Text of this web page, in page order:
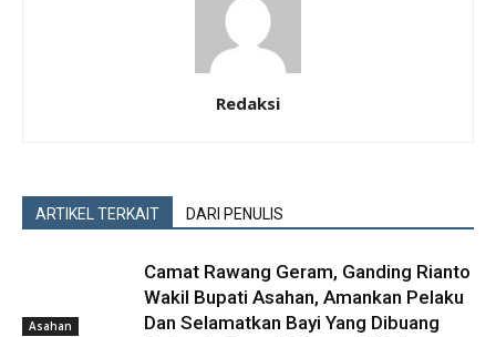
Redaksi
ARTIKEL TERKAIT DARI PENULIS
Asahan
Camat Rawang Geram, Ganding Rianto
Wakil Bupati Asahan, Amankan Pelaku
Dan Selamatkan Bayi Yang Dibuang